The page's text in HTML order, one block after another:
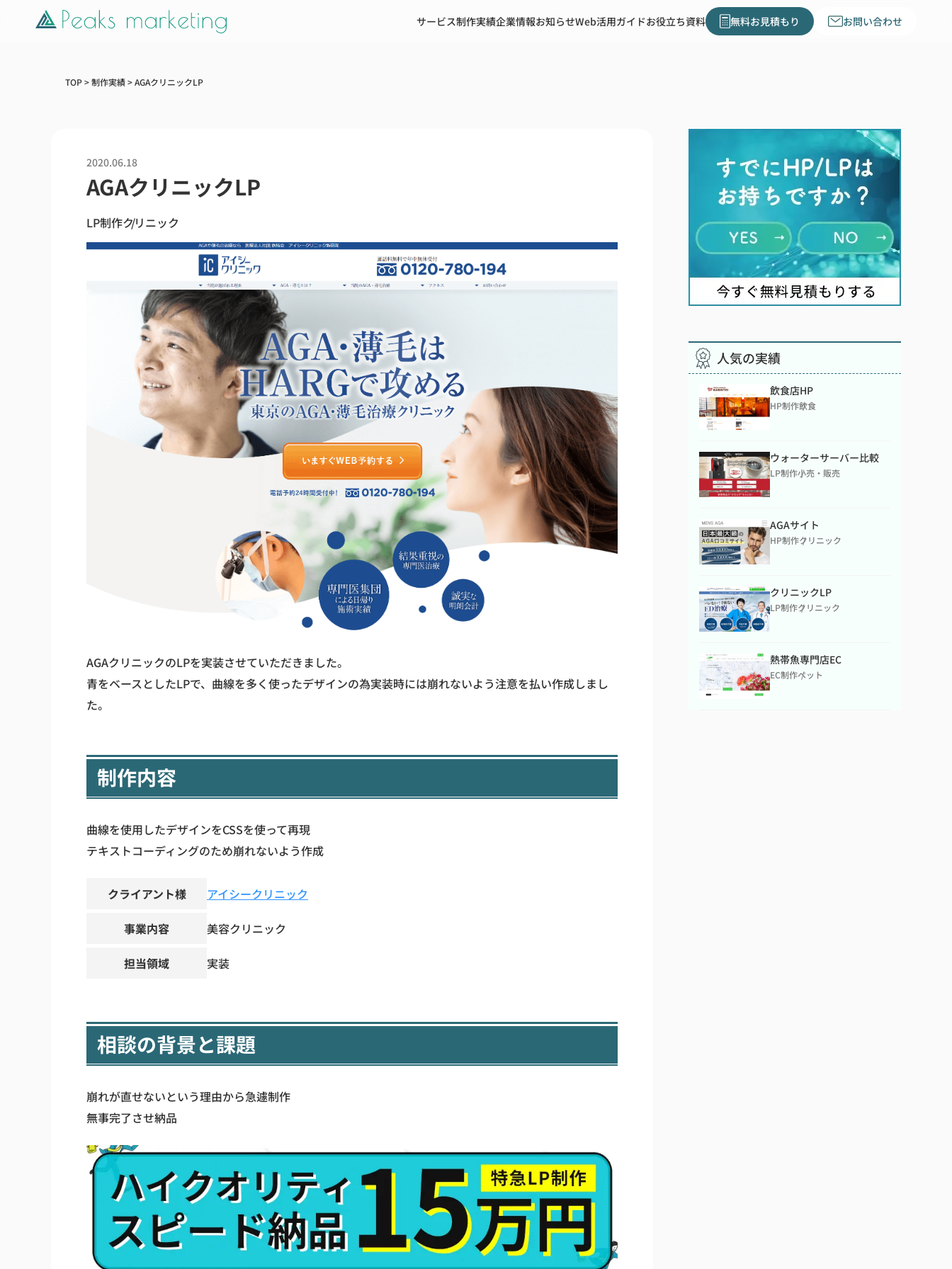
サービス制作実績企業情報お知らせWeb活用ガイドお役立ち資料 無料お見積もり お問い合わせ
TOP>制作実績>AGAクリニックLP
2020.06.18
AGAクリニックLP
LP制作クリニック
AGAクリニックのLPを実装させていただきました。
青をベースとしたLPで、曲線を多く使ったデザインの為実装時には崩れないよう注意を払い作成しまし
た。
制作内容
曲線を使用したデザインをCSSを使って再現
テキストコーディングのため崩れないよう作成
クライアント様 アイシークリニック
事業内容 美容クリニック
担当領域 実装
相談の背景と課題
崩れが直せないという理由から急遽制作
無事完了させ納品
人気の実績
飲食店HP
HP制作飲食
ウォーターサーバー比較
LP制作小売・販売
AGAサイト
HP制作クリニック
クリニックLP
LP制作クリニック
熱帯魚専門店EC
EC制作ペット